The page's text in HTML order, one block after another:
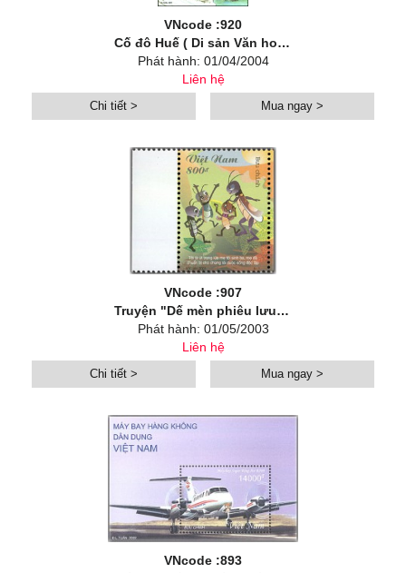
VNcode :920
Cố đô Huế ( Di sản Văn hoá Thế giới )
Phát hành: 01/04/2004
Liên hệ
Chi tiết > Mua ngay >
VNcode :907
Truyện "Dế mèn phiêu lưu ký"
Phát hành: 01/05/2003
Liên hệ
Chi tiết > Mua ngay >
VNcode :893